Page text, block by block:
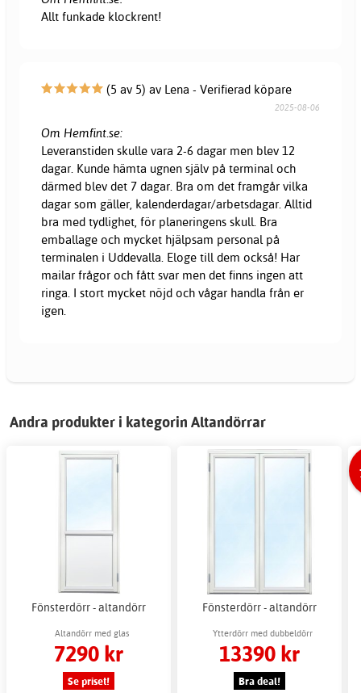
Allt funkade klockrent!
(5 av 5) av Lena - Verifierad köpare
2025-08-06
Om Hemfint.se:
Leveranstiden skulle vara 2-6 dagar men blev 12
dagar. Kunde hämta ugnen själv på terminal och
därmed blev det 7 dagar. Bra om det framgår vilka
dagar som gäller, kalenderdagar/arbetsdagar. Alltid
bra med tydlighet, för planeringens skull. Bra
emballage och mycket hjälpsam personal på
terminalen i Uddevalla. Eloge till dem också! Har
mailar frågor och fått svar men det finns ingen att
ringa. I stort mycket nöjd och vågar handla från er
igen.
Andra produkter i kategorin Altandörrar
Fönsterdörr - altandörr
Altandörr med glas
7290 kr
Se priset!
Fönsterdörr - altandörr
Ytterdörr med dubbeldörr
13390 kr
Bra deal!